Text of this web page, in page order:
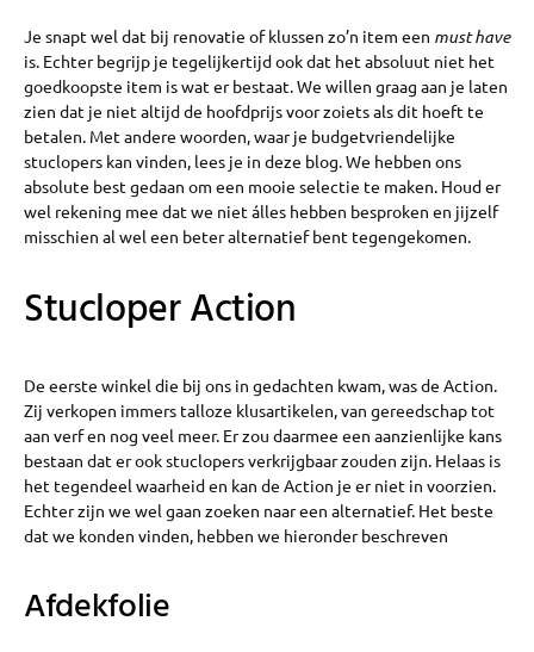
Je snapt wel dat bij renovatie of klussen zo’n item een must have
is. Echter begrijp je tegelijkertijd ook dat het absoluut niet het
goedkoopste item is wat er bestaat. We willen graag aan je laten
zien dat je niet altijd de hoofdprijs voor zoiets als dit hoeft te
betalen. Met andere woorden, waar je budgetvriendelijke
stuclopers kan vinden, lees je in deze blog. We hebben ons
absolute best gedaan om een mooie selectie te maken. Houd er
wel rekening mee dat we niet álles hebben besproken en jijzelf
misschien al wel een beter alternatief bent tegengekomen.
Stucloper Action
De eerste winkel die bij ons in gedachten kwam, was de Action.
Zij verkopen immers talloze klusartikelen, van gereedschap tot
aan verf en nog veel meer. Er zou daarmee een aanzienlijke kans
bestaan dat er ook stuclopers verkrijgbaar zouden zijn. Helaas is
het tegendeel waarheid en kan de Action je er niet in voorzien.
Echter zijn we wel gaan zoeken naar een alternatief. Het beste
dat we konden vinden, hebben we hieronder beschreven
Afdekfolie